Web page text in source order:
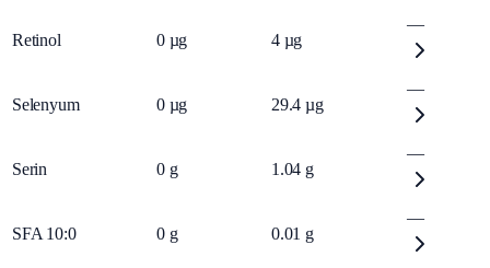
Retinol 0 µg 4 µg
—
Selenyum 0 µg 29.4 µg
—
Serin 0 g 1.04 g
—
SFA 10:0 0 g 0.01 g
—